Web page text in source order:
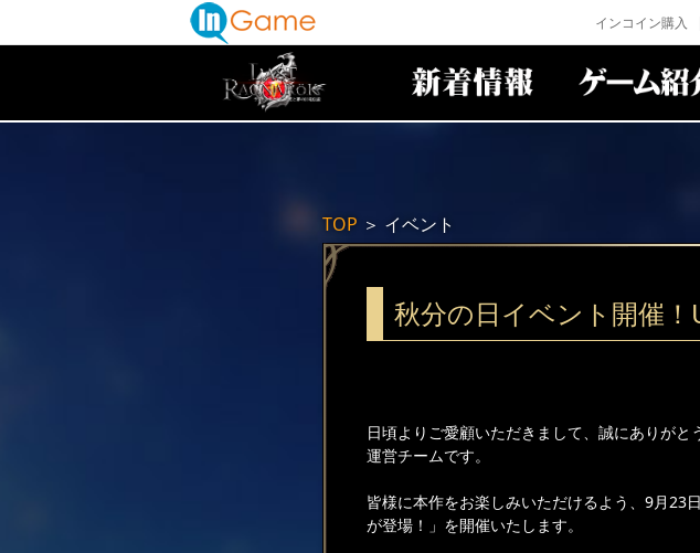
インコイン購入
TOP ＞ イベント
秋分の日イベント開催！
日頃よりご愛顧いただきまして、誠にありがと
運営チームです。
皆様に本作をお楽しみいただけるよう、9月23
が登場！」を開催いたします。